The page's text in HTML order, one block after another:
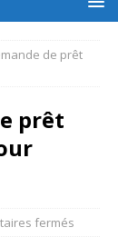
de prêt
prêt
fermés